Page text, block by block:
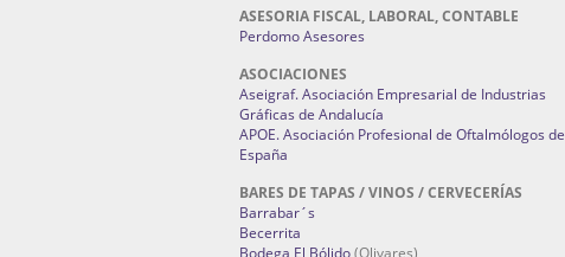
ASESORIA FISCAL, LABORAL, CONTABLE
Perdomo Asesores
ASOCIACIONES
Aseigraf. Asociación Empresarial de Industrias
Gráficas de Andalucía
APOE. Asociación Profesional de Oftalmólogos de
España
BARES DE TAPAS / VINOS / CERVECERÍAS
Barrabar´s
Becerrita
Bodega El Bólido(Olivares)